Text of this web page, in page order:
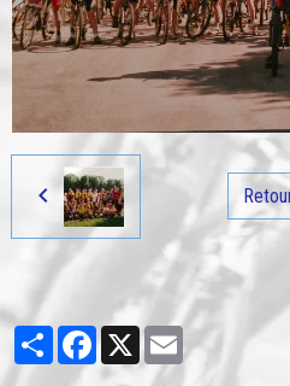
PartagerFacebook
X Email